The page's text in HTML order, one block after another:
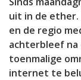
uit in de ether.
en de regio
achterbleef na
toenmalige
internet te